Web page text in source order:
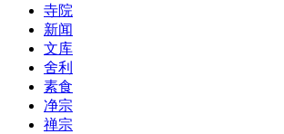
寺院
新闻
文库
舍利
素食
净宗
禅宗